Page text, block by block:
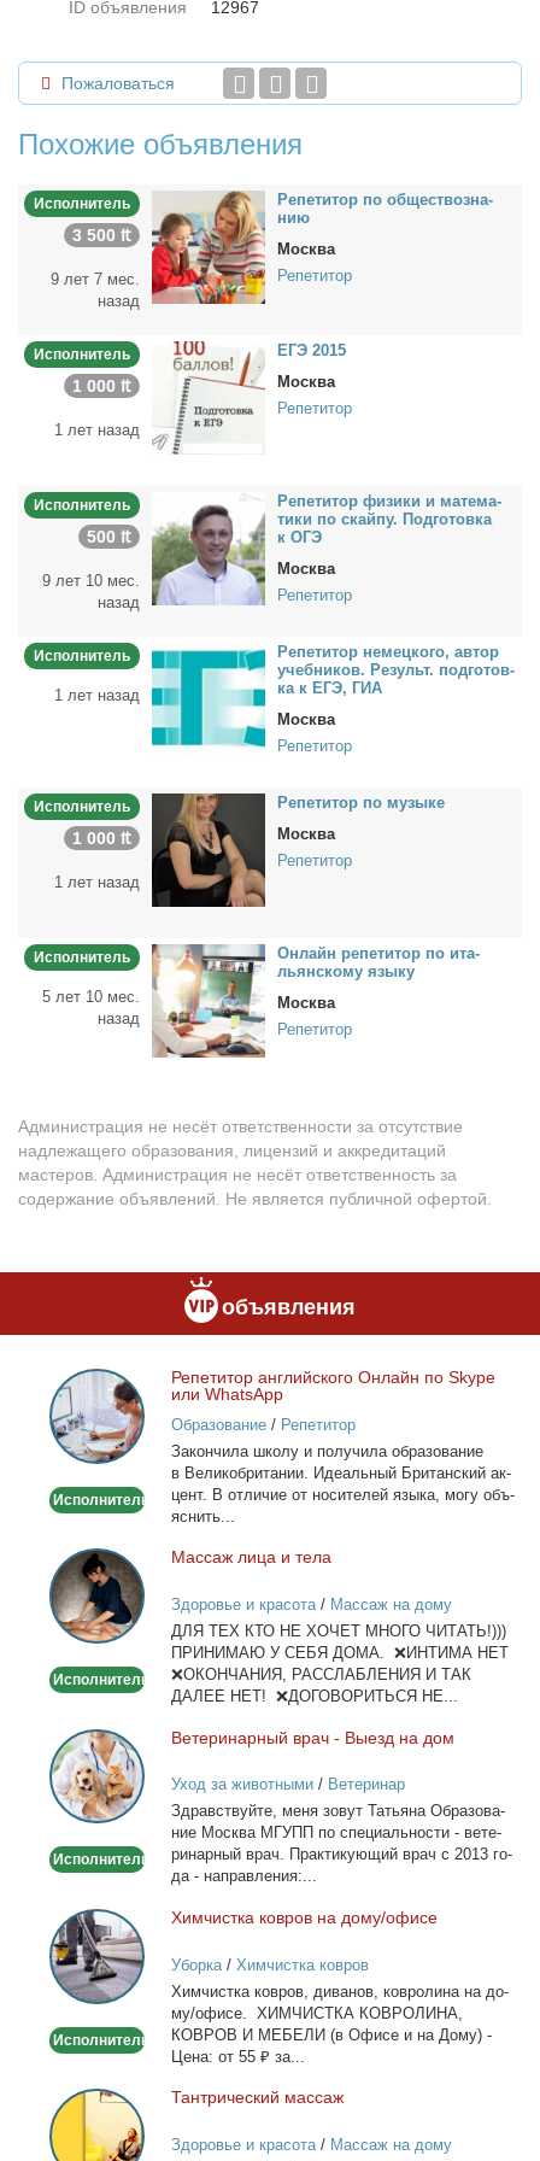
ID объявления 12967
Пожаловаться
Похожие объявления
Исполнитель
3 500 ₶
9 лет 7 мес.
назад
Ре­пе­ти­тор по об­ще­ст­во­зна­
нию
Москва
Репетитор
Исполнитель
1 000 ₶
1 лет назад
ЕГЭ 2015
Москва
Репетитор
Исполнитель
500 ₶
9 лет 10 мес.
назад
Ре­пе­ти­тор физи­ки и ма­те­ма­
ти­ки по скай­пу. Под­го­тов­ка
к ОГЭ
Москва
Репетитор
Исполнитель
1 лет назад
Ре­пе­ти­тор немец­ко­го, ав­тор
учеб­ни­ков. Ре­зульт. под­го­тов­
ка к ЕГЭ, ГИА
Москва
Репетитор
Исполнитель
1 000 ₶
1 лет назад
Ре­пе­ти­тор по му­зы­ке
Москва
Репетитор
Исполнитель
5 лет 10 мес.
назад
Он­лайн ре­пе­ти­тор по ита­
льян­ско­му язы­ку
Москва
Репетитор
Администрация не несёт ответственности за отсутствие
надлежащего образования, лицензий и аккредитаций
мастеров. Администрация не несёт ответственность за
содержание объявлений. Не является публичной офертой.
объявления
Репетитор
английского
Онлайн
по
или
Исполнитель
Ре­пе­ти­тор ан­глий­ско­го Он­лайн по Skype
или WhatsApp
Образование/ Репетитор
За­кон­чи­ла шко­лу и по­лу­чи­ла об­ра­зо­ва­ние
в Ве­ли­ко­бри­та­нии. Иде­аль­ный Бри­тан­ский ак­
цент. В от­ли­чие от но­си­те­лей язы­ка, мо­гу объ­
яс­нить...
Массаж
лица
и
тела
Исполнитель
Мас­саж ли­ца и те­ла
Здоровье и красота/ Массаж на дому
ДЛЯ ТЕХ КТО НЕ ХОЧЕТ МНОГО ЧИТАТЬ!)))
ПРИНИМАЮ У СЕБЯ ДОМА. ❌ИНТИМА НЕТ
❌ОКОНЧАНИЯ, РАССЛАБЛЕНИЯ И ТАК
ДАЛЕЕ НЕТ! ❌ДОГОВОРИТЬСЯ НЕ...
Ветеринарный
врач
-
Выезд
дом
Исполнитель
Ве­те­ри­нар­ный врач - Вы­езд на дом
Уход за животными/ Ветеринар
Здрав­ствуй­те, ме­ня зо­вут Та­тья­на Об­ра­зо­ва­
ние Москва МГУПП по спе­ци­аль­но­сти - ве­те­
ри­нар­ный врач. Прак­ти­ку­ю­щий врач с 2013 го­
да - на­прав­ле­ния:...
Химчистка
ковров
на
дому/
Исполнитель
Хим­чист­ка ков­ров на до­му/офи­се
Уборка/ Химчистка ковров
Хим­чист­ка ков­ров, ди­ва­нов, ков­ро­ли­на на до­
му/офи­се. ХИМЧИСТКА КОВРОЛИНА,
КОВРОВ И МЕБЕЛИ (в Офи­се и на До­му) -
Це­на: от 55 ₽ за...
Тантрический
массаж
Тан­три­че­ский мас­саж
Здоровье и красота/ Массаж на дому